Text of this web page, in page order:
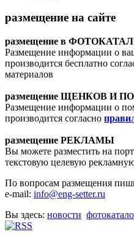
размещение на сайте
размещение в
Размещение информации о
производится бесплатно
материалов
размещение ЩЕНКОВ И
Размещение информации о
производится согласно
размещение РЕКЛАМЫ
Вы можете разместить на
текстовую целевую
По вопросам размещения
e-mail: info@eng-setter.ru
Вы здесь: новости